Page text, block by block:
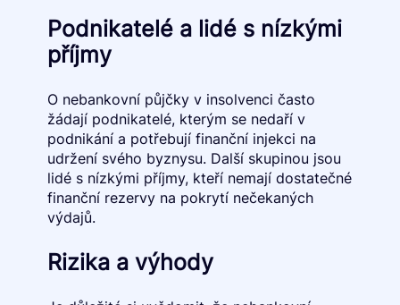
Podnikatelé a lidé s nízkými
příjmy
O nebankovní půjčky v insolvenci často
žádají podnikatelé, kterým se nedaří v
podnikání a potřebují finanční injekci na
udržení svého byznysu. Další skupinou jsou
lidé s nízkými příjmy, kteří nemají dostatečné
finanční rezervy na pokrytí nečekaných
výdajů.
Rizika a výhody